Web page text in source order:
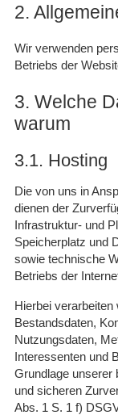
2.
Wir verwenden
Betriebs der
3. Welche
warum
3.1. Hosting
Die von uns in
dienen der
Infrastruktur- und
Speicherplatz und
sowie technische
Betriebs der
Hierbei
Bestandsdaten,
Nutzungsdaten,
Interessenten und
Grundlage unserer
und sicheren
Abs. 1 S. 1 f)